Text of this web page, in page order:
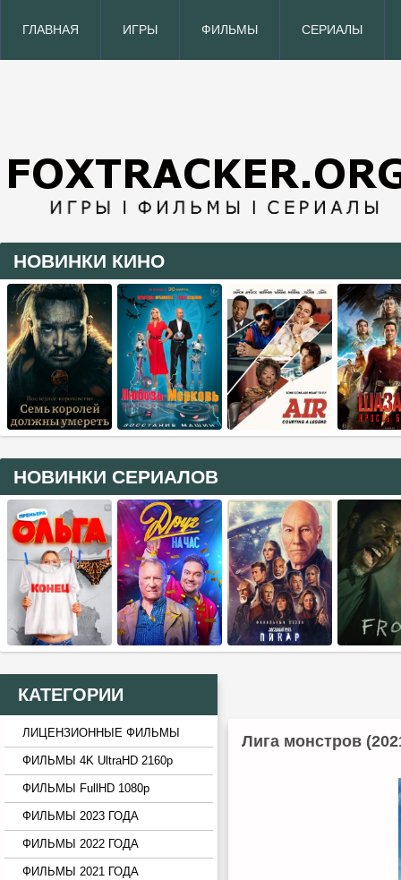
ГЛАВНАЯ ИГРЫ ФИЛЬМЫ СЕРИАЛЫ
НОВИНКИ КИНО
НОВИНКИ СЕРИАЛОВ
КАТЕГОРИИ
ЛИЦЕНЗИОННЫЕ ФИЛЬМЫ
ФИЛЬМЫ 4K UltraHD 2160p
ФИЛЬМЫ FullHD 1080p
ФИЛЬМЫ 2023 ГОДА
ФИЛЬМЫ 2022 ГОДА
ФИЛЬМЫ 2021 ГОДА
Лига монстров